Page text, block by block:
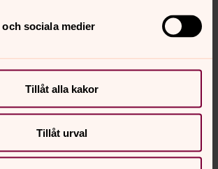
sociala medier
Tillåt alla kakor
Tillåt urval
extra avgift.
om övriga tjänster och priser,